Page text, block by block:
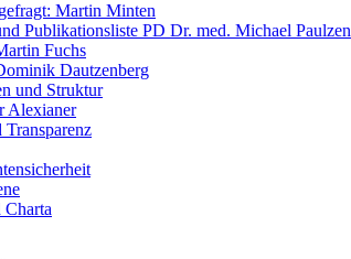
Martin Minten
Publikationsliste PD Dr. med. Michael Paulzen
Fuchs
Dautzenberg
und Struktur
Alexianer